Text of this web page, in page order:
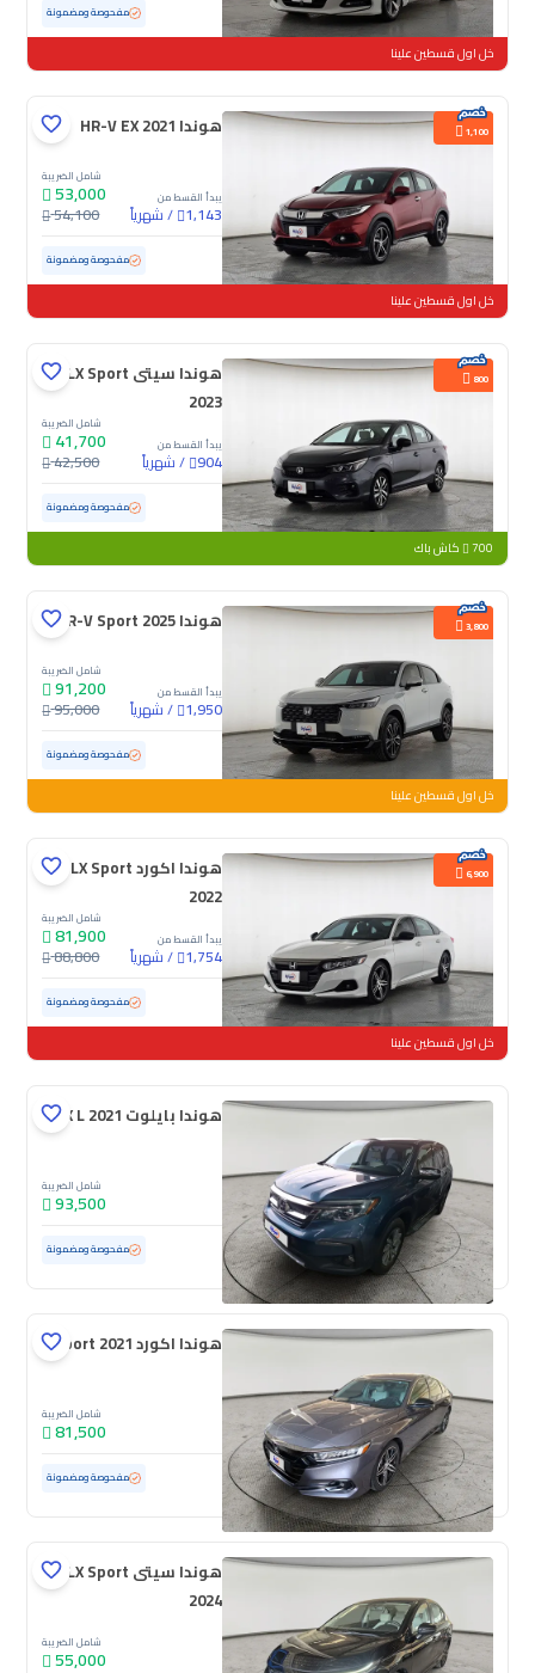
مستعملة 196,335 كم مفحوصة ومضمونة
خل اول قسطين علينا
1,100 هوندا HR-V EX 2021
يبدأ القسط من
1,143
/شهرياً
شامل الضريبة
53,000
54,100
مستعملة 91,733 كم مفحوصة ومضمونة
خل اول قسطين علينا
800
هوندا سيتى LX Sport
2023
يبدأ القسط من
904
/شهرياً
شامل الضريبة
41,700
42,500
مستعملة 61,583 كم مفحوصة ومضمونة
700 كاش باك
3,800 هوندا HR-V Sport 2025
يبدأ القسط من
1,950
/شهرياً
شامل الضريبة
91,200
95,000
مستعملة 7,698 كم ممشى قليل مفحوصة ومضمونة
خل اول قسطين علينا
6,900
هوندا اكورد LX Sport
2022
يبدأ القسط من
1,754
/شهرياً
شامل الضريبة
81,900
88,800
مستعملة 161,925 كم مفحوصة ومضمونة
خل اول قسطين علينا
هوندا بايلوت EX L 2021
شامل الضريبة
93,500
مستعملة 56,256 كم ممشى قليل مفحوصة ومضمونة
هوندا اكورد Sport 2021
شامل الضريبة
81,500
مستعملة 183,232 كم مفحوصة ومضمونة
هوندا سيتى LX Sport
2024
شامل الضريبة
55,000